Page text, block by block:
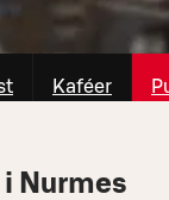
Kaféer
Nurmes